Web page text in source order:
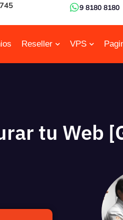
9 8180 8180
Reseller VPS
tu Web